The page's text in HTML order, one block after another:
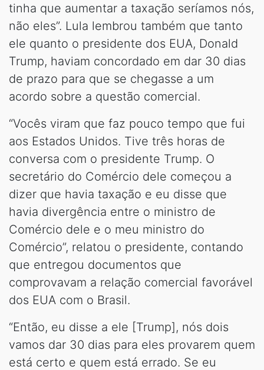
tinha que aumentar a taxação seríamos nós,
não eles”. Lula lembrou também que tanto
ele quanto o presidente dos EUA, Donald
Trump, haviam concordado em dar 30 dias
de prazo para que se chegasse a um
acordo sobre a questão comercial.
“Vocês viram que faz pouco tempo que fui
aos Estados Unidos. Tive três horas de
conversa com o presidente Trump. O
secretário do Comércio dele começou a
dizer que havia taxação e eu disse que
havia divergência entre o ministro de
Comércio dele e o meu ministro do
Comércio”, relatou o presidente, contando
que entregou documentos que
comprovavam a relação comercial favorável
dos EUA com o Brasil.
“Então, eu disse a ele [Trump], nós dois
vamos dar 30 dias para eles provarem quem
está certo e quem está errado. Se eu